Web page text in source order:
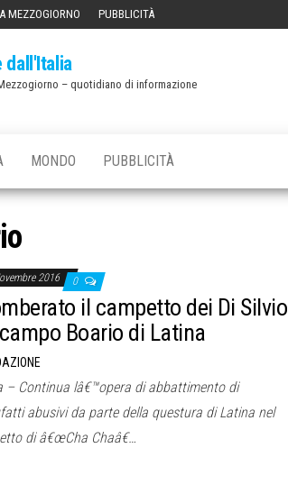
MEZZOGIORNO PUBBLICITÀ
dall'Italia
– quotidiano di informazione
MONDO PUBBLICITÀ
2016 0
il campetto dei Di Silvio
Boario di Latina
– Continua lâ€™opera di abbattimento di
abusivi da parte della questura di Latina nel
di â€œCha Chaâ€…